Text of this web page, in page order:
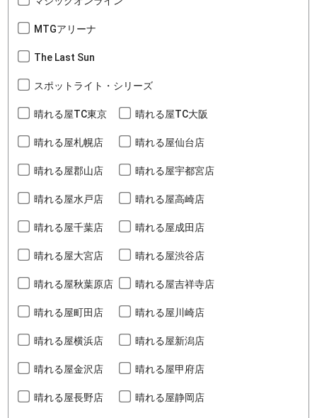
MTGアリーナ
The Last Sun
スポットライト・シリーズ
晴れる屋TC東京 晴れる屋TC大阪
晴れる屋札幌店 晴れる屋仙台店
晴れる屋郡山店 晴れる屋宇都宮店
晴れる屋水戸店 晴れる屋高崎店
晴れる屋千葉店 晴れる屋成田店
晴れる屋大宮店 晴れる屋渋谷店
晴れる屋秋葉原店 晴れる屋吉祥寺店
晴れる屋町田店 晴れる屋川崎店
晴れる屋横浜店 晴れる屋新潟店
晴れる屋金沢店 晴れる屋甲府店
晴れる屋長野店 晴れる屋静岡店